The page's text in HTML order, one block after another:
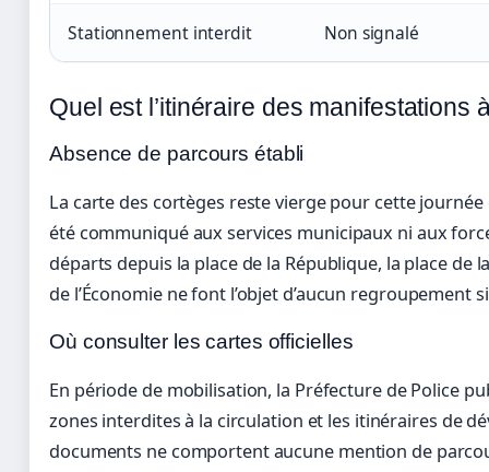
Stationnement interdit Non signalé
Quel est l’itinéraire des manifestations
Absence de parcours établi
La carte des cortèges reste vierge pour cette journée
été communiqué aux services municipaux ni aux
départs depuis la place de la République, la place de
de l’Économie ne font l’objet d’aucun regroupement
Où consulter les cartes officielles
En période de mobilisation, la Préfecture de Police
zones interdites à la circulation et les itinéraires de
documents ne comportent aucune mention de